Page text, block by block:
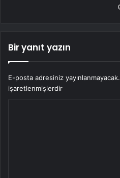
Bir yanıt yazın
E-posta adresiniz yayınlanmayacak.
işaretlenmişlerdir